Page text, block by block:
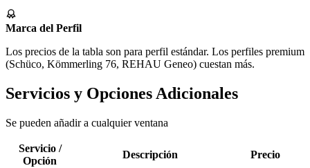
Marca del Perfil
Los precios de la tabla son para perfil estándar. Los perfiles premium
(Schüco, Kömmerling 76, REHAU Geneo) cuestan más.
Servicios y Opciones Adicionales
Se pueden añadir a cualquier ventana
Servicio /
Opción
Descripción
Precio